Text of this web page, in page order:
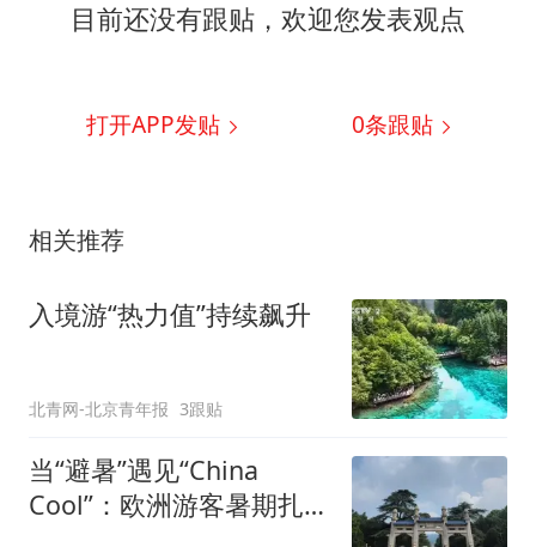
目前还没有跟贴，欢迎您发表观点
打开APP发贴 0条跟贴
相关推荐
入境游“热力值”持续飙升
北青网-北京青年报 3跟贴
当“避暑”遇见“China
Cool”：欧洲游客暑期扎堆